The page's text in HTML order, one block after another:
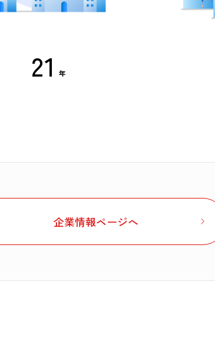
2
8
1
7
年
企業情報ページへ